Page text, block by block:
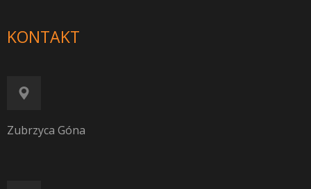
KONTAKT
Zubrzyca Góna